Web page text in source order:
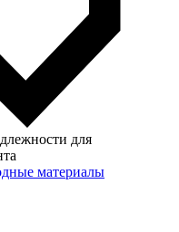
для
материалы